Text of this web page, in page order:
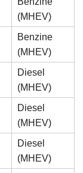
(MHEV)
Benzine
(MHEV)
Diesel
(MHEV)
Diesel
(MHEV)
Diesel
(MHEV)